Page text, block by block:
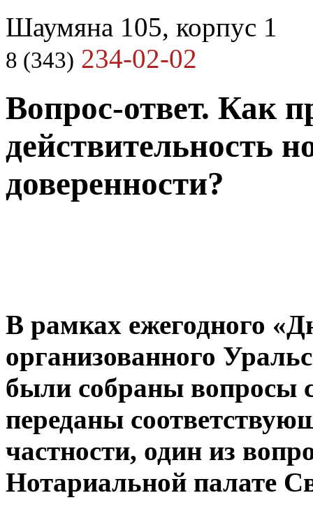
Шаумяна 105, корпус 1
8 (343) 234-02-02
Вопрос-ответ. Как
действительность
доверенности?
В рамках ежегодного
организованного
были собраны вопросы
переданы
частности, один из
Нотариальной палате